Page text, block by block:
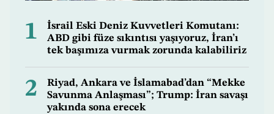
1
İsrail Eski Deniz Kuvvetleri Komutanı:
ABD gibi füze sıkıntısı yaşıyoruz, İran’ı
tek başımıza vurmak zorunda kalabiliriz
2
Riyad, Ankara ve İslamabad’dan “Mekke
Savunma Anlaşması”; Trump: İran savaşı
yakında sona erecek